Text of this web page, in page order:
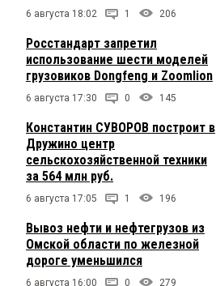
6 августа 18:02 1 206
Росстандарт запретил
использование шести моделей
грузовиков Dongfeng и Zoomlion
6 августа 17:30 0 145
Константин СУВОРОВ построит в
Дружино центр
сельскохозяйственной техники
за 564 млн руб.
6 августа 17:05 1 196
Вывоз нефти и нефтегрузов из
Омской области по железной
дороге уменьшился
6 августа 16:00 0 279